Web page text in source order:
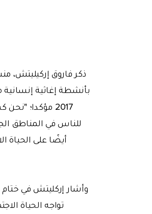
ذكر فاروق إركيليتش،
بأنشطة إغاثية
2017 مؤكدا؛ "نحن كهيئة الإغاثة الإنسانية الدولية
للناس في المناطق
أيضًا على الحياة
وأشار إركليتش في
تواجه الحياة